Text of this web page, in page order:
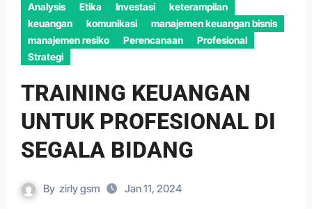
Analysis Etika Investasi
keterampilan
keuangan
komunikasi
manajemen keuangan bisnis
manajemen resiko
Perencanaan
Profesional
Strategi
TRAINING KEUANGAN
UNTUK PROFESIONAL DI
SEGALA BIDANG
By zirly gsm Jan 11, 2024